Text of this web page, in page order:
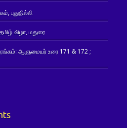
புதுதில்லி
விழா, மதுரை
ஆளுமையர் உரை 171 & 172 ;